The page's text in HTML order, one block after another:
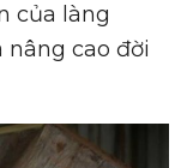
của làng
cao đời